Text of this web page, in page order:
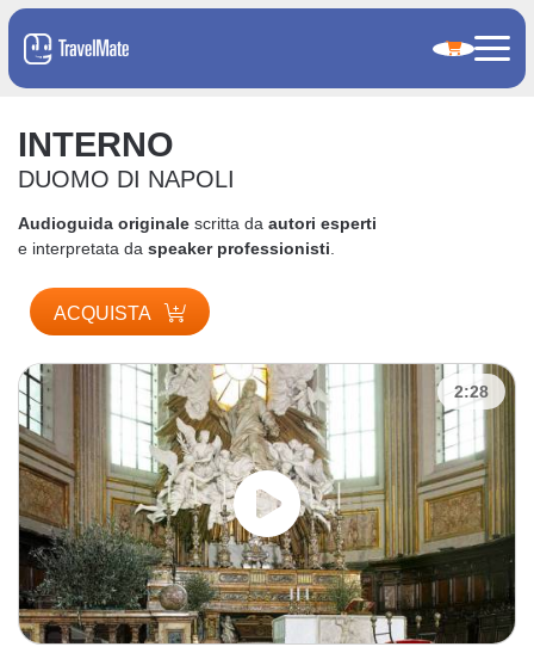
INTERNO
DUOMO DI NAPOLI
Audioguida originale scritta da autori esperti
e interpretata da speaker professionisti
ACQUISTA
2:28